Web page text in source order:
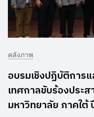
คลังภาพ
อบรมเชิงปฏิบัติการ
เทศกาลขับร้องประ
มหาวิทยาลัย ภาคใต้